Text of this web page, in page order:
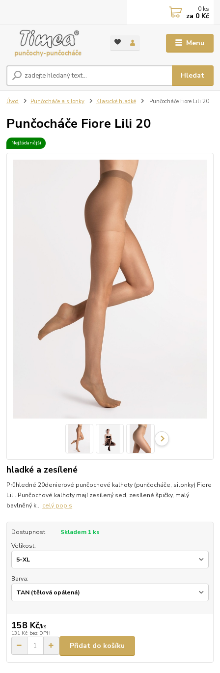
Menu
Hledat
0 ks
za 0 Kč
Úvod Punčocháče a silonky Klasické hladké Punčocháče Fiore Lili 20
Punčocháče Fiore Lili 20
Nejžádanější
hladké a zesílené
Průhledné 20denierové punčochové kalhoty (punčocháče, silonky) Fiore
Lili. Punčochové kalhoty mají zesílený sed, zesílené špičky, malý
bavlněný k... celý popis
Dostupnost
Skladem 1 ks
Velikost:
Barva:
158 Kč/ks
131 Kč bez DPH
Přidat do košíku